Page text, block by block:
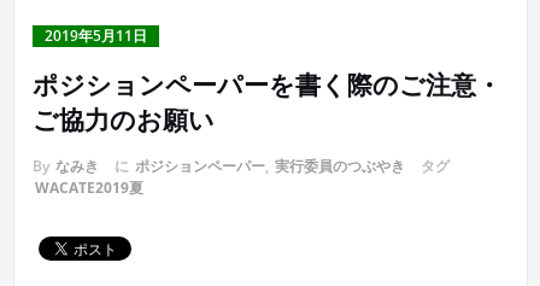
2019年5月11日
ポジションペーパーを書く際のご注意・
ご協力のお願い
By なみき に ポジションペーパー, 実行委員のつぶやき
タグ
WACATE2019夏